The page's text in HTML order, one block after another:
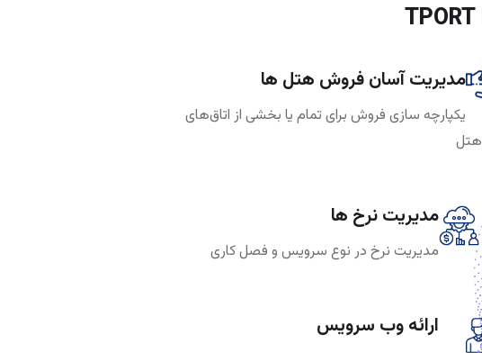
مدیریت آسان فروش هتل ها
یکپارچه سازی فروش برای تمام یا بخشی از اتاق‌های
هتل
مدیریت نرخ ها
مدیریت نرخ در نوع سرویس و فصل کاری
ارائه وب سرویس